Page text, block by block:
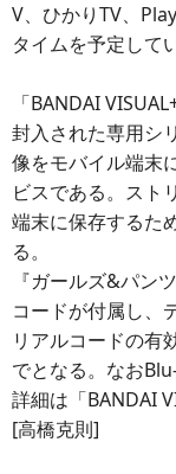
V、ひかりTV、
タイムを予定して
「BANDAI
封入された専用シ
像をモバイル端末
ビスである。スト
端末に保存するた
る。
『ガールズ&パン
コードが付属し、
リアルコードの有
でとなる。なお
詳細は「BANDAI
[高橋克則]